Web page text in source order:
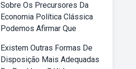
Sobre Os Precursores Da
Economia Política Clássica
Podemos Afirmar Que
Existem Outras Formas De
Disposição Mais Adequadas